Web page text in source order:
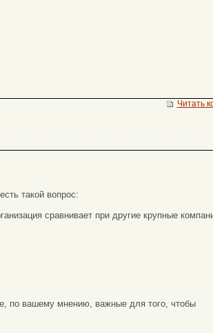
Читать
такой вопрос:
сравнивает при другие крупные
по вашему мнению, важные для того, чтобы